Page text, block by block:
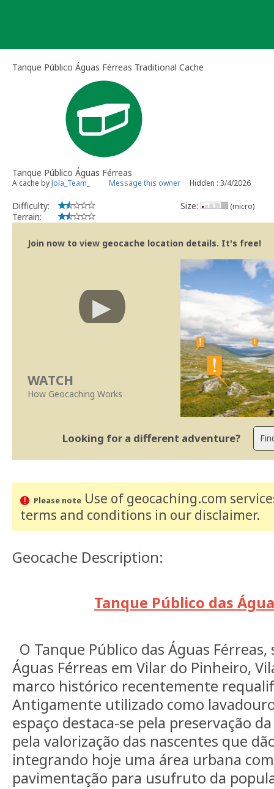
Tanque Público Águas Férreas Traditional Cache
Tanque Público Águas Férreas
A cache byJola_Team_ Message this owner Hidden : 3/4/2026
Difficulty:
Terrain:
Size: (micro)
Join now to view geocache location details. It's free!
WATCH
How Geocaching Works
Looking for a different adventure?
Please noteUse of geocaching.com
terms and conditions in our disclaimer.
Geocache Description:
Tanque Público das
O Tanque Público das Águas
Águas Férreas em Vilar do Pinheiro,
marco histórico recentemente
Antigamente utilizado como
espaço destaca-se pela preservação
pela valorização das nascentes que
integrando hoje uma área urbana
pavimentação para usufruto da